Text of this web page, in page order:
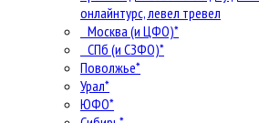
онлайнтурс, левел тревел
Москва (и ЦФО)*
СПб (и СЗФО)*
Поволжье*
Урал*
ЮФО*